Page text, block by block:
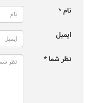
نام *
ایمیل
نظر شما *